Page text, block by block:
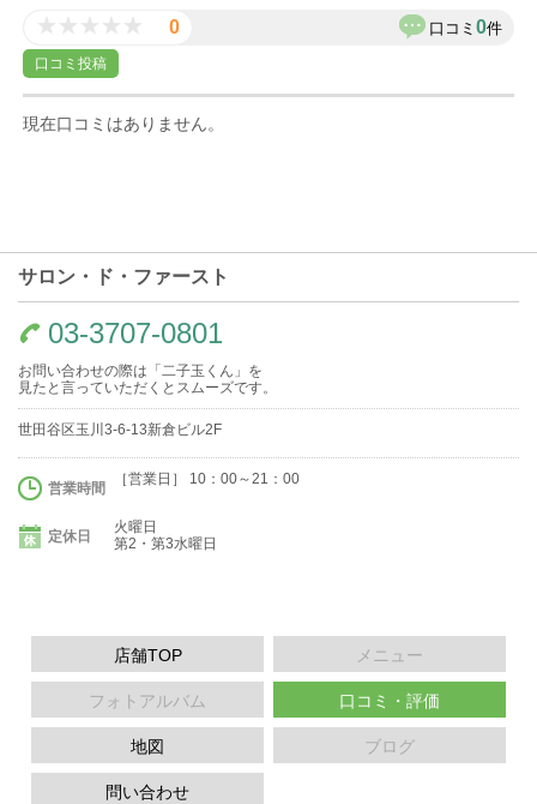
0 口コミ 0件
口コミ投稿
現在口コミはありません。
サロン・ド・ファースト
03-3707-0801
お問い合わせの際は「二子玉くん」を
見たと言っていただくとスムーズです。
世田谷区玉川3-6-13新倉ビル2F
営業時間
［営業日］ 10：00～21：00
定休日
火曜日
第2・第3水曜日
店舗TOP メニュー
フォトアルバム 口コミ・評価
地図 ブログ
問い合わせ